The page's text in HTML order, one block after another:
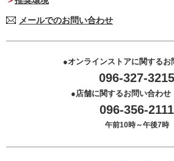
メールでのお問い合わせ
オンラインストアに関するお
096-327-3215
店舗に関するお問い合わせ
096-356-2111
午前10時～午後7時